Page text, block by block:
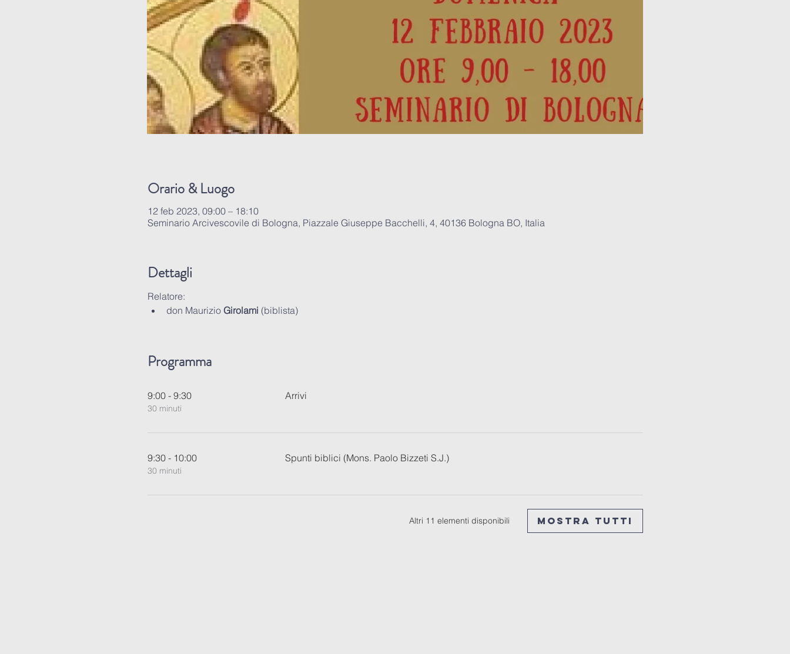
Orario & Luogo
12 feb 2023, 09:00 – 18:10
Seminario Arcivescovile di Bologna, Piazzale Giuseppe Bacchelli, 4, 40136 Bologna BO, Italia
Dettagli
Relatore:
don Maurizio Girolami (biblista)
Programma
9:00 - 9:30
30 minuti
Arrivi
9:30 - 10:00
30 minuti
Spunti biblici (Mons. Paolo Bizzeti S.J.)
Altri 11 elementi disponibili Mostra tutti